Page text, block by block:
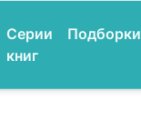
Серии
книг
Подборки